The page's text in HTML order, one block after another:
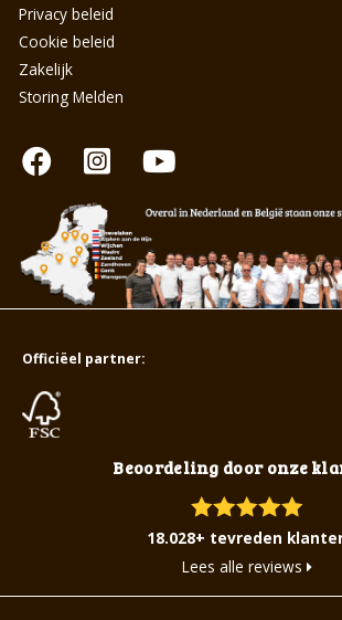
Privacy beleid
Cookie beleid
Zakelijk
Storing Melden
Beoordeling door onze
18.028+ tevreden
Lees alle reviews
Officiëel partner: